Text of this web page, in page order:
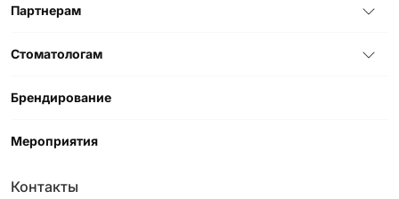
Партнерам
Стоматологам
Брендирование
Мероприятия
Контакты